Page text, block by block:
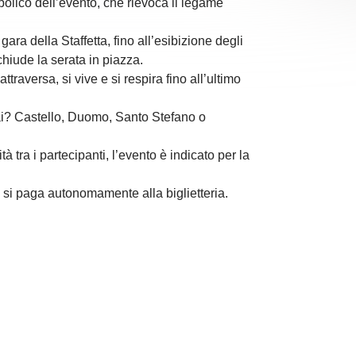
dell’evento, che rievoca il legame
della Staffetta, fino all’esibizione degli
la serata in piazza.
si vive e si respira fino all’ultimo
Castello, Duomo, Santo Stefano o
tra i partecipanti, l’evento è indicato per la
paga autonomamente alla biglietteria.